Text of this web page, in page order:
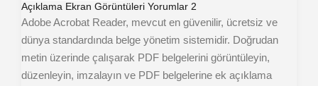
Açıklama Ekran Görüntüleri Yorumlar 2
Adobe Acrobat Reader, mevcut en güvenilir, ücretsiz ve
dünya standardında belge yönetim sistemidir. Doğrudan
metin üzerinde çalışarak PDF belgelerini görüntüleyin,
düzenleyin, imzalayın ve PDF belgelerine ek açıklama